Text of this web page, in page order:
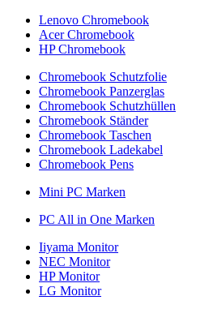
Lenovo Chromebook
Acer Chromebook
HP Chromebook
Chromebook Schutzfolie
Chromebook Panzerglas
Chromebook Schutzhüllen
Chromebook Ständer
Chromebook Taschen
Chromebook Ladekabel
Chromebook Pens
Mini PC Marken
PC All in One Marken
Iiyama Monitor
NEC Monitor
HP Monitor
LG Monitor